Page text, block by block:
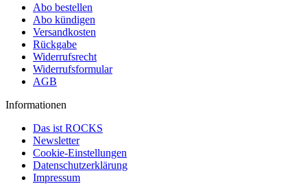
Abo bestellen
Abo kündigen
Versandkosten
Rückgabe
Widerrufsrecht
Widerrufsformular
AGB
Informationen
Das ist ROCKS
Newsletter
Cookie-Einstellungen
Datenschutzerklärung
Impressum